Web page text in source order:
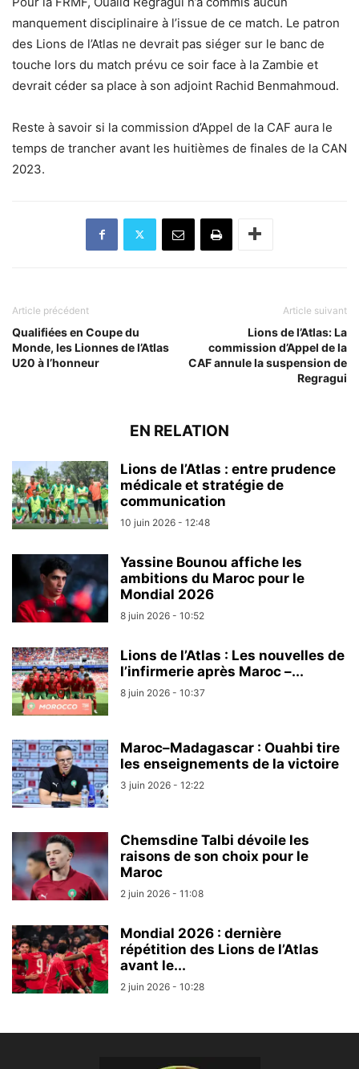
manquement disciplinaire à l’issue de ce match. Le patron
des Lions de l’Atlas ne devrait pas siéger sur le banc de
touche lors du match prévu ce soir face à la Zambie et
devrait céder sa place à son adjoint Rachid Benmahmoud.
Reste à savoir si la commission d’Appel de la CAF aura le
temps de trancher avant les huitièmes de finales de la CAN
2023.
Article précédent
Qualifiées en Coupe du
Monde, les Lionnes de l’Atlas
U20 à l’honneur
Article suivant
Lions de l’Atlas: La
commission d’Appel de la
CAF annule la suspension de
Regragui
EN RELATION
Lions de l’Atlas : entre prudence
médicale et stratégie de
communication
10 juin 2026 - 12:48
Yassine Bounou affiche les
ambitions du Maroc pour le
Mondial 2026
8 juin 2026 - 10:52
Lions de l’Atlas : Les nouvelles de
l’infirmerie après Maroc –...
8 juin 2026 - 10:37
Maroc–Madagascar : Ouahbi tire
les enseignements de la victoire
3 juin 2026 - 12:22
Chemsdine Talbi dévoile les
raisons de son choix pour le
Maroc
2 juin 2026 - 11:08
Mondial 2026 : dernière
répétition des Lions de l’Atlas
avant le...
2 juin 2026 - 10:28